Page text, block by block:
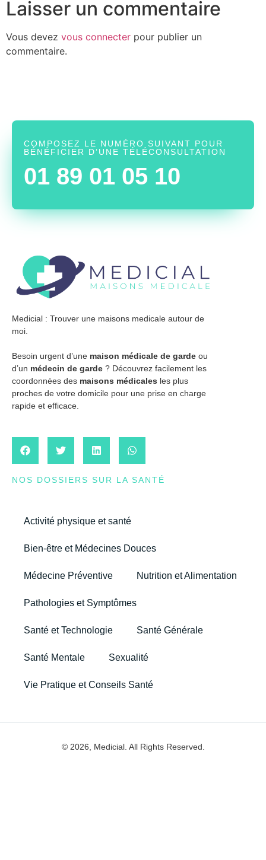
Laisser un commentaire
Vous devez vous connecter pour publier un
commentaire.
COMPOSEZ LE NUMÉRO SUIVANT POUR
BÉNÉFICIER D’UNE TÉLÉCONSULTATION
01 89 01 05 10
Medicial : Trouver une maisons medicale autour de
moi.
Besoin urgent d’une maison médicale de garde ou
d’un médecin de garde ? Découvrez facilement les
coordonnées des maisons médicales les plus
proches de votre domicile pour une prise en charge
rapide et efficace.
NOS DOSSIERS SUR LA SANTÉ
Activité physique et santé
Bien-être et Médecines Douces
Médecine Préventive Nutrition et Alimentation
Pathologies et Symptômes
Santé et Technologie Santé Générale
Santé Mentale Sexualité
Vie Pratique et Conseils Santé
© 2026, Medicial. All Rights Reserved.